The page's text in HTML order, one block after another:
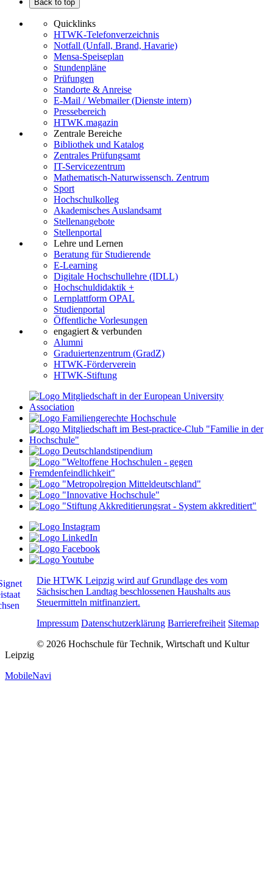
Back to top
Quicklinks
HTWK-Telefonverzeichnis
Notfall (Unfall, Brand, Havarie)
Mensa-Speiseplan
Stundenpläne
Prüfungen
Standorte & Anreise
E-Mail / Webmailer (Dienste intern)
Pressebereich
HTWK.magazin
Zentrale Bereiche
Bibliothek und Katalog
Zentrales Prüfungsamt
IT-Servicezentrum
Mathematisch-Naturwissensch. Zentrum
Sport
Hochschulkolleg
Akademisches Auslandsamt
Stellenangebote
Stellenportal
Lehre und Lernen
Beratung für Studierende
E-Learning
Digitale Hochschullehre (IDLL)
Hochschuldidaktik +
Lernplattform OPAL
Studienportal
Öffentliche Vorlesungen
engagiert & verbunden
Alumni
Graduiertenzentrum (GradZ)
HTWK-Förderverein
HTWK-Stiftung
Die HTWK Leipzig wird auf Grundlage des vom
Sächsischen Landtag beschlossenen Haushalts aus
Steuermitteln mitfinanziert.
Impressum Datenschutzerklärung Barrierefreiheit Sitemap
© 2026 Hochschule für Technik, Wirtschaft und Kultur
Leipzig
MobileNavi